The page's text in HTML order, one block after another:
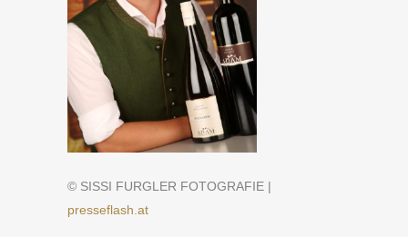
© SISSI FURGLER FOTOGRAFIE |
presseflash.at